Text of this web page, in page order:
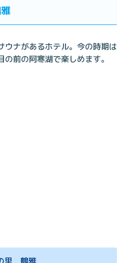
ウナがあるホテル。今の時期は
前の阿寒湖で楽しめます。